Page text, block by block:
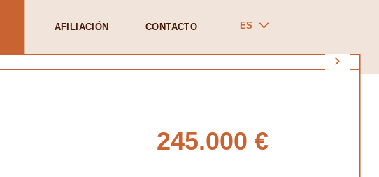
AFILIACIÓN CONTACTO ES
245.000 €